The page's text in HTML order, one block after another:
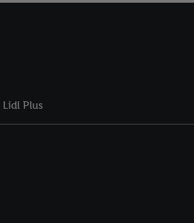
Lidl Plus